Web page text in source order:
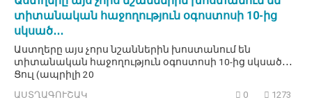
տիտանական հաջողություն օգոստոսի 10-ից
սկսած․․․
Աստղերը այս չորս նշաններին խոստանում են
տիտանական հաջողություն օգոստոսի 10-ից սկսած․․․
Ցուլ (ապրիլի 20
ԱՍՏՂԱԳՈՒՇԱԿ 0 1273